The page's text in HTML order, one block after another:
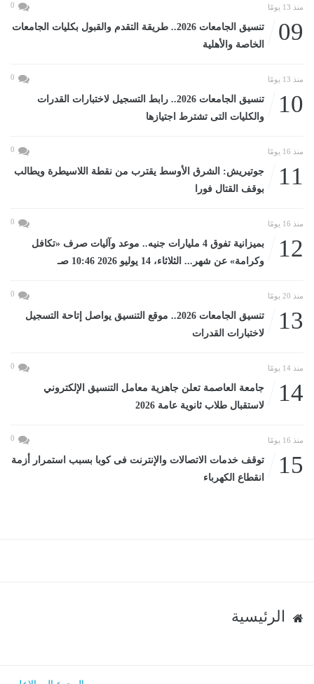
منذ 13 يومًا 0
09
تنسيق الجامعات 2026.. طريقة التقدم والقبول بكليات الجامعات
الخاصة والأهلية
منذ 13 يومًا 0
10
تنسيق الجامعات 2026.. رابط التسجيل لاختبارات القدرات
والكليات التى تشترط اجتيازها
منذ 16 يومًا 0
11
جوتيريش: الشرق الأوسط يقترب من نقطة اللاسيطرة ويطالب
بوقف القتال فورا
منذ 16 يومًا 0
12
بميزانية تفوق 4 مليارات جنيه.. موعد وآليات صرف «تكافل
وكرامة» عن شهر... الثلاثاء، 14 يوليو 2026 10:46 صـ
منذ 20 يومًا 0
13
تنسيق الجامعات 2026.. موقع التنسيق يواصل إتاحة التسجيل
لاختبارات القدرات
منذ 14 يومًا 0
14
جامعة العاصمة تعلن جاهزية معامل التنسيق الإلكتروني
لاستقبال طلاب ثانوية عامة 2026
منذ 16 يومًا 0
15
توقف خدمات الاتصالات والإنترنت فى كوبا بسبب استمرار أزمة
انقطاع الكهرباء
الرئيسية